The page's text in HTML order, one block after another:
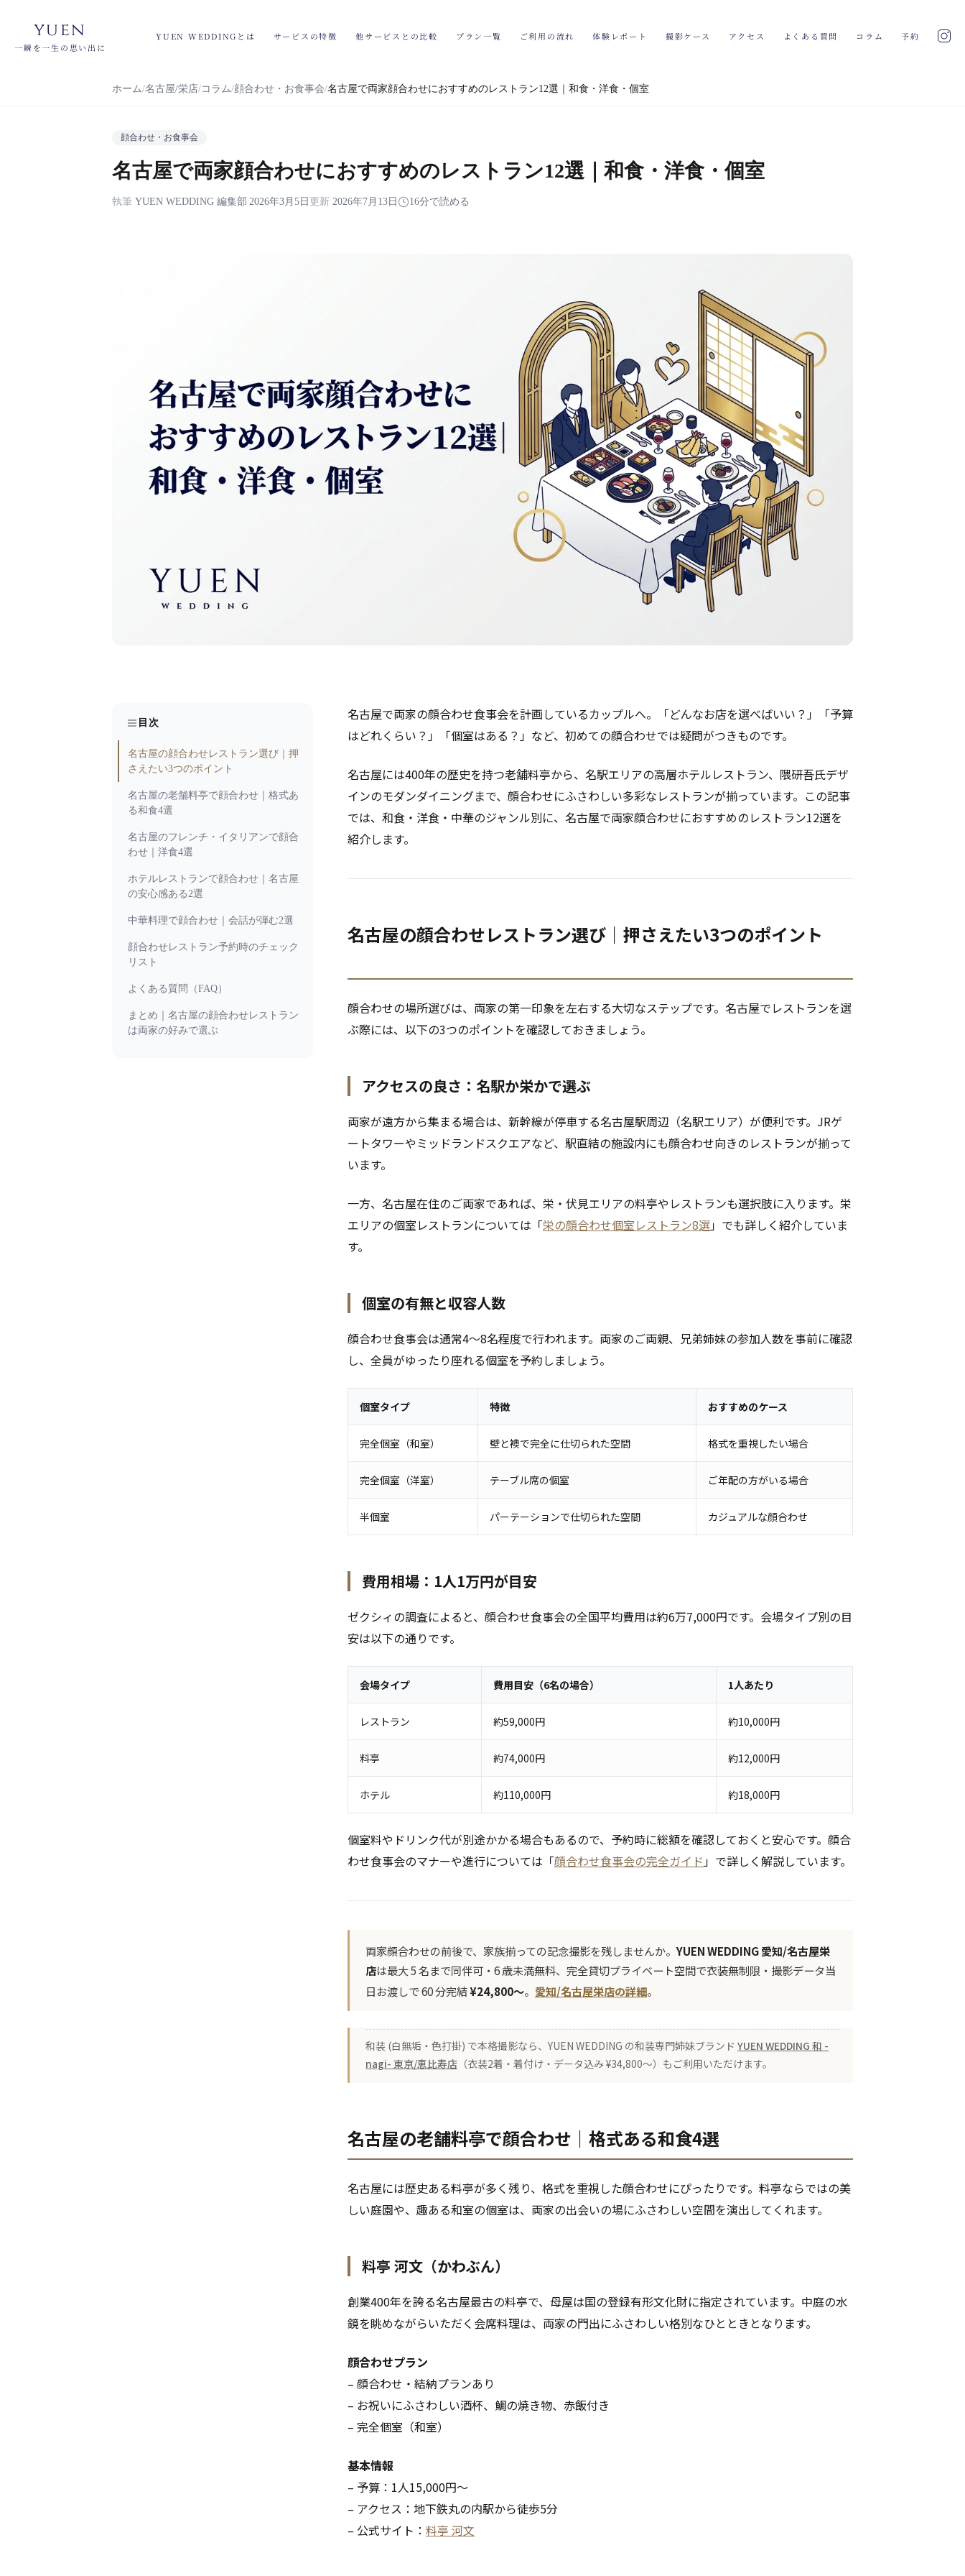
yuen
一瞬を一生の思い出に
YUEN WEDDINGとは サービスの特徴 他サービスとの比較 プラン一覧 ご利用の流れ 体験レポート 撮影ケース アクセス よくある質問 コラム 予約
ホーム 名古屋/栄店 コラム 顔合わせ・お食事会 名古屋で両家顔合わせにおすすめのレストラン12選｜和食・洋食・個室
顔合わせ・お食事会
名古屋で両家顔合わせにおすすめのレストラン12選｜和食・洋食・個室
執筆 YUEN WEDDING 編集部 2026年3月5日 更新 2026年7月13日 16分で読める
目次
名古屋の顔合わせレストラン選び｜押
さえたい3つのポイント
名古屋の老舗料亭で顔合わせ｜格式あ
る和食4選
名古屋のフレンチ・イタリアンで顔合
わせ｜洋食4選
ホテルレストランで顔合わせ｜名古屋
の安心感ある2選
中華料理で顔合わせ｜会話が弾む2選
顔合わせレストラン予約時のチェック
リスト
よくある質問（FAQ）
まとめ｜名古屋の顔合わせレストラン
は両家の好みで選ぶ
名古屋で両家の顔合わせ食事会を計画しているカップルへ。「どんなお店を選べばいい？」「予算
はどれくらい？」「個室はある？」など、初めての顔合わせでは疑問がつきものです。
名古屋には400年の歴史を持つ老舗料亭から、名駅エリアの高層ホテルレストラン、隈研吾氏デザ
インのモダンダイニングまで、顔合わせにふさわしい多彩なレストランが揃っています。この記事
では、和食・洋食・中華のジャンル別に、名古屋で両家顔合わせにおすすめのレストラン12選を
紹介します。
名古屋の顔合わせレストラン選び｜押さえたい3つのポイント
顔合わせの場所選びは、両家の第一印象を左右する大切なステップです。名古屋でレストランを選
ぶ際には、以下の3つのポイントを確認しておきましょう。
アクセスの良さ：名駅か栄かで選ぶ
両家が遠方から集まる場合は、新幹線が停車する名古屋駅周辺（名駅エリア）が便利です。JRゲ
ートタワーやミッドランドスクエアなど、駅直結の施設内にも顔合わせ向きのレストランが揃って
います。
一方、名古屋在住のご両家であれば、栄・伏見エリアの料亭やレストランも選択肢に入ります。栄
エリアの個室レストランについては「栄の顔合わせ個室レストラン8選」でも詳しく紹介していま
す。
個室の有無と収容人数
顔合わせ食事会は通常4〜8名程度で行われます。両家のご両親、兄弟姉妹の参加人数を事前に確認
し、全員がゆったり座れる個室を予約しましょう。
個室タイプ 特徴 おすすめのケース
完全個室（和室） 壁と襖で完全に仕切られた空間 格式を重視したい場合
完全個室（洋室） テーブル席の個室 ご年配の方がいる場合
半個室 パーテーションで仕切られた空間 カジュアルな顔合わせ
費用相場：1人1万円が目安
ゼクシィの調査によると、顔合わせ食事会の全国平均費用は約6万7,000円です。会場タイプ別の目
安は以下の通りです。
会場タイプ 費用目安（6名の場合） 1人あたり
レストラン 約59,000円 約10,000円
料亭 約74,000円 約12,000円
ホテル 約110,000円 約18,000円
個室料やドリンク代が別途かかる場合もあるので、予約時に総額を確認しておくと安心です。顔合
わせ食事会のマナーや進行については「顔合わせ食事会の完全ガイド」で詳しく解説しています。
両家顔合わせの前後で、家族揃っての記念撮影を残しませんか。YUEN WEDDING 愛知/名古屋栄
店は最大 5 名まで同伴可・6 歳未満無料、完全貸切プライベート空間で衣装無制限・撮影データ当
日お渡しで 60 分完結¥24,800〜。 愛知/名古屋栄店の詳細。
和装 (白無垢・色打掛) で本格撮影なら、YUEN WEDDING の和装専門姉妹ブランド YUEN WEDDING 和 -
nagi- 東京/恵比寿店 （衣装2着・着付け・データ込み ¥34,800〜）もご利用いただけます。
名古屋の老舗料亭で顔合わせ｜格式ある和食4選
名古屋には歴史ある料亭が多く残り、格式を重視した顔合わせにぴったりです。料亭ならではの美
しい庭園や、趣ある和室の個室は、両家の出会いの場にふさわしい空間を演出してくれます。
料亭 河文（かわぶん）
創業400年を誇る名古屋最古の料亭で、母屋は国の登録有形文化財に指定されています。中庭の水
鏡を眺めながらいただく会席料理は、両家の門出にふさわしい格別なひとときとなります。
顔合わせプラン
– 顔合わせ・結納プランあり
– お祝いにふさわしい酒杯、鯛の焼き物、赤飯付き
– 完全個室（和室）
基本情報
– 予算：1人15,000円〜
– アクセス：地下鉄丸の内駅から徒歩5分
– 公式サイト： 料亭 河文